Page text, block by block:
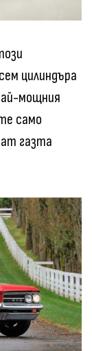
цилиндъра
мощния
само
газта